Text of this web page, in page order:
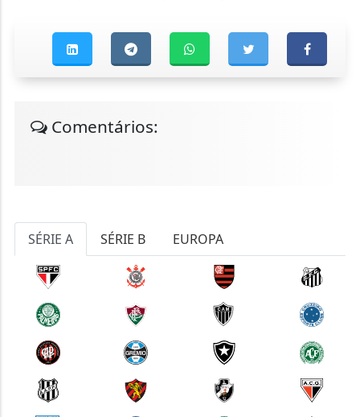
Comentários:
SÉRIE A SÉRIE B EUROPA